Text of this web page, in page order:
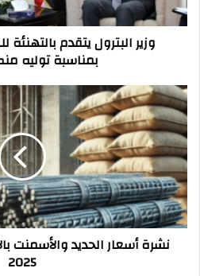
بمناسبة
توليه
وزير البترول يتقدم
بمناسبة توليه
نشرة
أسعار
الحديد
والأسمنت
بالأسواق..
الخميس
31-
7-
2025
2025